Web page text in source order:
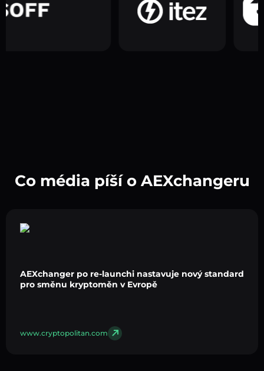
Co média píší o AEXchangeru
AEXchanger po re-launchi nastavuje nový standard
pro směnu kryptoměn v Evropě
www.cryptopolitan.com